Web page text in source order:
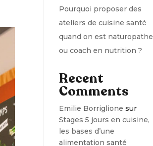
Pourquoi proposer des
ateliers de cuisine santé
quand on est naturopathe
ou coach en nutrition ?
Recent
Comments
Emilie Borriglione sur
Stages 5 jours en cuisine,
les bases d’une
alimentation santé